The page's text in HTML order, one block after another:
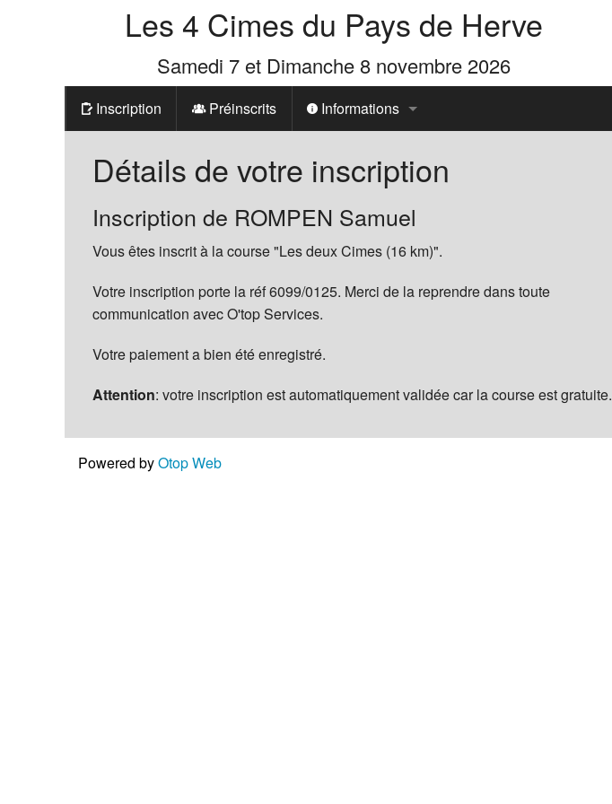
Les 4 Cimes du Pays de Herve
Samedi 7 et Dimanche 8 novembre 2026
Inscription Préinscrits Informations
La Boutique des 4 Cimes
Détails de votre inscription
Inscription de ROMPEN Samuel
Vous êtes inscrit à la course "Les deux Cimes (16 km)".
Votre inscription porte la réf 6099/0125. Merci de la reprendre dans toute
communication avec O'top Services.
Votre paiement a bien été enregistré.
Attention: votre inscription est automatiquement validée car la course est gratuite.
Powered byOtop Web